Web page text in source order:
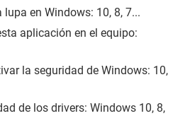
en Windows: 10, 8, 7...
aplicación en el equipo:
la seguridad de Windows: 10,
de los drivers: Windows 10, 8,